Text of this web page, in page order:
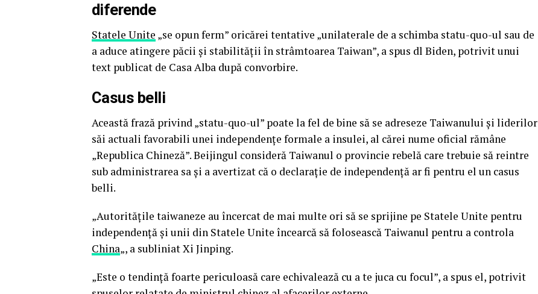
diferende
Statele Unite „se opun ferm” oricărei tentative „unilaterale de a schimba statu-quo-ul sau de
a aduce atingere păcii şi stabilităţii în strâmtoarea Taiwan”, a spus dl Biden, potrivit unui
text publicat de Casa Alba după convorbire.
Casus belli
Această frază privind „statu-quo-ul” poate la fel de bine să se adreseze Taiwanului şi liderilor
săi actuali favorabili unei independenţe formale a insulei, al cărei nume oficial rămâne
„Republica Chineză”. Beijingul consideră Taiwanul o provincie rebelă care trebuie să reintre
sub administrarea sa şi a avertizat că o declaraţie de independenţă ar fi pentru el un casus
belli.
„Autorităţile taiwaneze au încercat de mai multe ori să se sprijine pe Statele Unite pentru
independenţă şi unii din Statele Unite încearcă să folosească Taiwanul pentru a controla
China„, a subliniat Xi Jinping.
„Este o tendinţă foarte periculoasă care echivalează cu a te juca cu focul”, a spus el, potrivit